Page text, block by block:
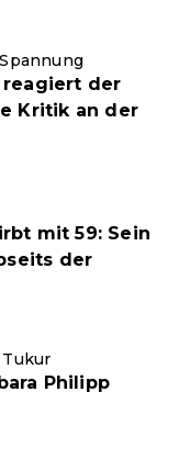
reagiert der
Kritik an der
mit 59: Sein
der
Philipp